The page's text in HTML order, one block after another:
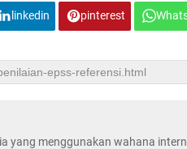
linkedin pinterest
yang menggunakan wahana